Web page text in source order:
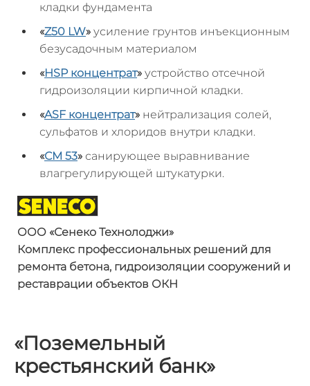
кладки фундамента
«Z50 LW» усиление грунтов инъекционным
безусадочным материалом
«HSPконцентрат» устройство отсечной
гидроизоляции кирпичной кладки.
«ASF концентрат» нейтрализация солей,
сульфатов и хлоридов внутри кладки.
«СМ 53» санирующее выравнивание
влагрегулирующей штукатурки.
ООО «Сенеко Технолоджи»
Комплекс профессиональных решений для
ремонта бетона, гидроизоляции сооружений и
реставрации объектов ОКН
«Поземельный
крестьянский банк»